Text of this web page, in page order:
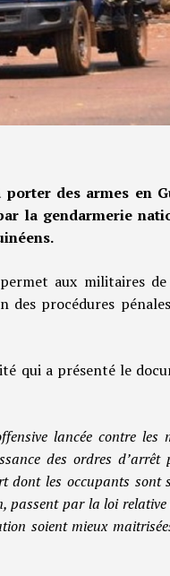
des armes en
la gendarmerie
aux militaires de
des procédures
qui a présenté le
lancée contre les
des ordres d’arrêt
dont les occupants sont
passent par la loi
soient mieux